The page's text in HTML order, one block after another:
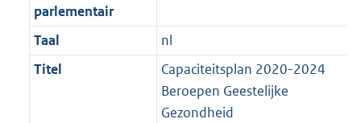
parlementair
Taal
nl
Titel
Capaciteitsplan 2020-2024
Beroepen Geestelijke
Gezondheid